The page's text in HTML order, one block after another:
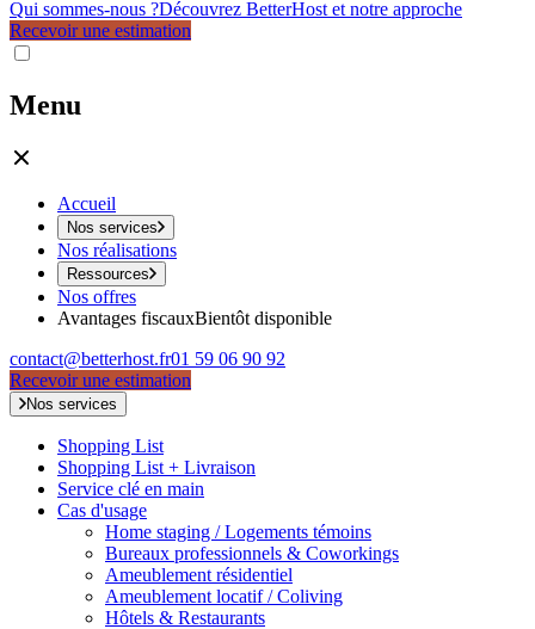
Qui sommes-nous ?Découvrez BetterHost et notre approche
Recevoir une estimation
Menu
Accueil
Nos services
Nos réalisations
Ressources
Nos offres
Avantages fiscauxBientôt disponible
contact@betterhost.fr01 59 06 90 92
Recevoir une estimation
Nos services
Shopping List
Shopping List + Livraison
Service clé en main
Cas d'usage
Home staging / Logements témoins
Bureaux professionnels & Coworkings
Ameublement résidentiel
Ameublement locatif / Coliving
Hôtels & Restaurants